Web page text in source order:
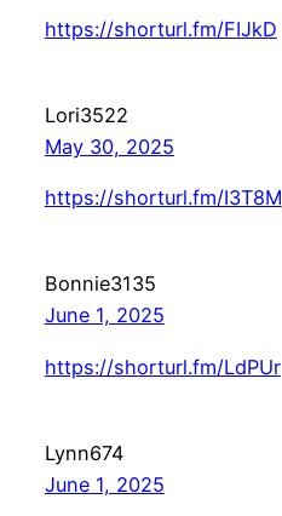
https://shorturl.fm/FIJkD
Lori3522
May 30, 2025
https://shorturl.fm/I3T8M
Bonnie3135
June 1, 2025
https://shorturl.fm/LdPUr
Lynn674
June 1, 2025